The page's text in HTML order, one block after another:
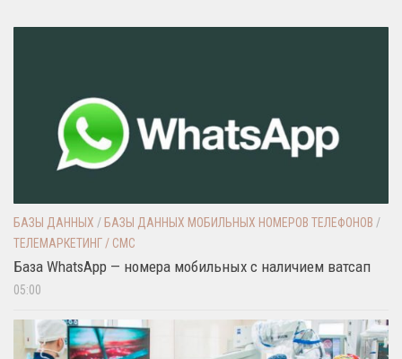
БАЗЫ ДАННЫХ / БАЗЫ ДАННЫХ МОБИЛЬНЫХ НОМЕРОВ ТЕЛЕФОНОВ /
ТЕЛЕМАРКЕТИНГ / СМС
База WhatsApp — номера мобильных с наличием ватсап
05:00